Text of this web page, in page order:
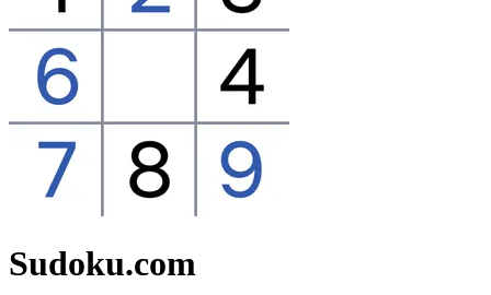
Sudoku.com